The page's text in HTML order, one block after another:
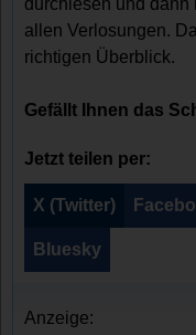
durchlesen und dann
allen Verlosungen.
richtigen Überblick.
Gefällt Ihnen das
Jetzt teilen per:
X (Twitter)
Bluesky
Anzeige: